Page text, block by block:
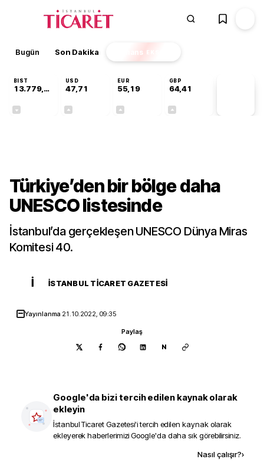
Bugün Son Dakika Finans EKSTRA
BIST
13.779,39
USD
47,71
EUR
55,19
GBP
64,41
Türkiye’den bir bölge daha
UNESCO listesinde
İstanbul’da gerçekleşen UNESCO Dünya Miras
Komitesi 40.
İ İSTANBUL TICARET GAZETESI
Yayınlanma 21.10.2022, 09:35
Paylaş
N
Google'da bizi tercih edilen kaynak olarak
ekleyin
İstanbul Ticaret Gazetesi'i tercih edilen kaynak olarak
ekleyerek haberlerimizi Google'da daha sık görebilirsiniz.
Nasıl çalışır?›